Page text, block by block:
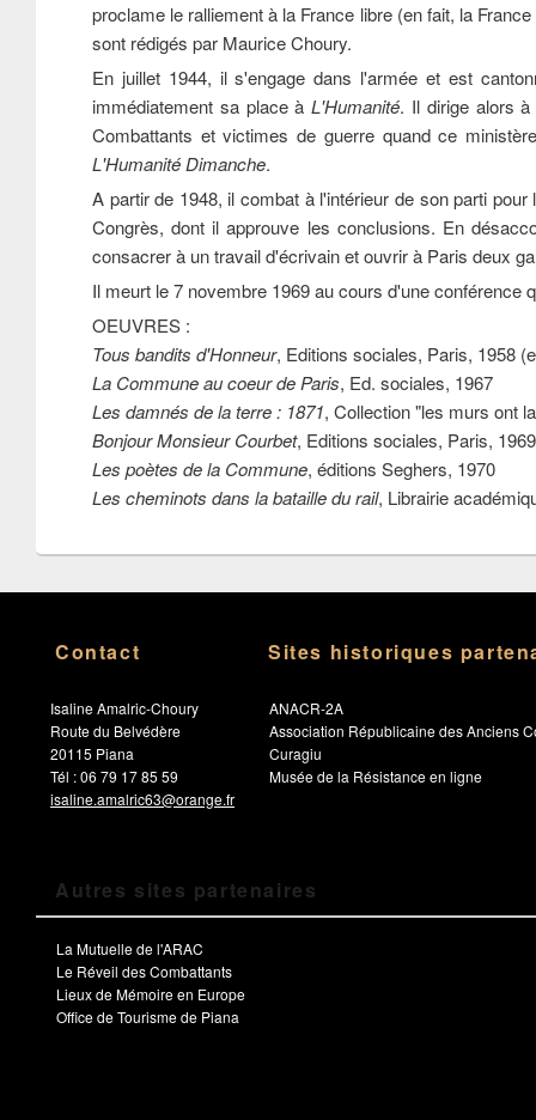
proclame le ralliement à la France libre (en fait, la
sont rédigés par Maurice Choury.
En juillet 1944, il s'engage dans l'armée et est
immédiatement sa place àL'Humanité. Il dirige alors à
Combattants et victimes de guerre quand ce
L'Humanité Dimanche.
A partir de 1948, il combat à l'intérieur de son parti
Congrès, dont il approuve les conclusions. En
consacrer à un travail d'écrivain et ouvrir à Paris deux
Il meurt le 7 novembre 1969 au cours d'une
OEUVRES :
Tous bandits d'Honneur, Editions sociales, Paris, 1958
La Commune au coeur de Paris, Ed. sociales, 1967
Les damnés de la terre : 1871, Collection "les murs ont
Bonjour Monsieur Courbet, Editions sociales, Paris, 1969
Les poètes de la Commune, éditions Seghers, 1970
Les cheminots dans la bataille du rail, Librairie
Contact
Isaline Amalric-Choury
Route du Belvédère
20115 Piana
Tél : 06 79 17 85 59
isaline.amalric63@orange.fr
Sites historiques
ANACR-2A
Association Républicaine des Anciens
Curagiu
Musée de la Résistance en ligne
Autres sites partenaires
La Mutuelle de l'ARAC
Le Réveil des Combattants
Lieux de Mémoire en Europe
Office de Tourisme de Piana